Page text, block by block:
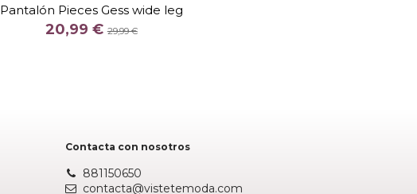
Pantalón Pieces Gess wide leg
20,99 €29,99 €
COLOR
Contacta con nosotros
881150650
contacta@vistetemoda.com